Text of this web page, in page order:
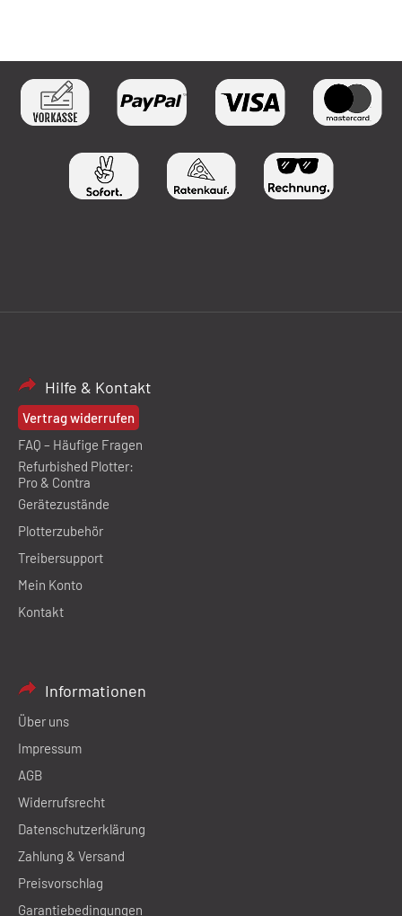
Hilfe & Kontakt
Vertrag widerrufen
FAQ – Häufige Fragen
Refurbished Plotter:
Pro & Contra
Gerätezustände
Plotterzubehör
Treibersupport
Mein Konto
Kontakt
Informationen
Über uns
Impressum
AGB
Widerrufsrecht
Datenschutzerklärung
Zahlung & Versand
Preisvorschlag
Garantiebedingungen